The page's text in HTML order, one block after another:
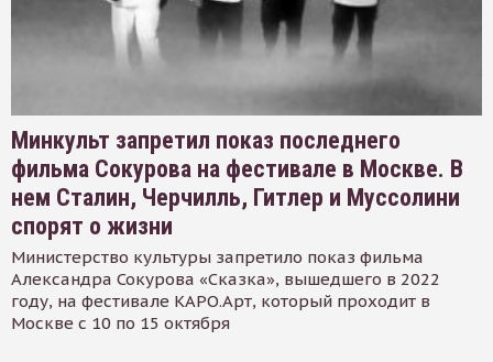
Минкульт запретил показ последнего
фильма Сокурова на фестивале в Москве. В
нем Сталин, Черчилль, Гитлер и Муссолини
спорят о жизни
Министерство культуры запретило показ фильма
Александра Сокурова «Сказка», вышедшего в 2022
году, на фестивале КАРО.Арт, который проходит в
Москве с 10 по 15 октября